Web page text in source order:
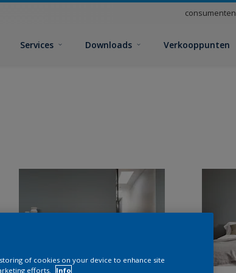
consumenten
Services Downloads Verkooppunten
of cookies on your device to enhance site
efforts.
Info